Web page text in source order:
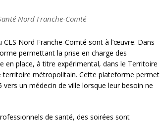
Nord Franche-Comté
Nord Franche-Comté sont à l’œuvre. Dans
permettant la prise en charge des
place, à titre expérimental, dans le Territoire
métropolitain. Cette plateforme permet
un médecin de ville lorsque leur besoin ne
de santé, des soirées sont